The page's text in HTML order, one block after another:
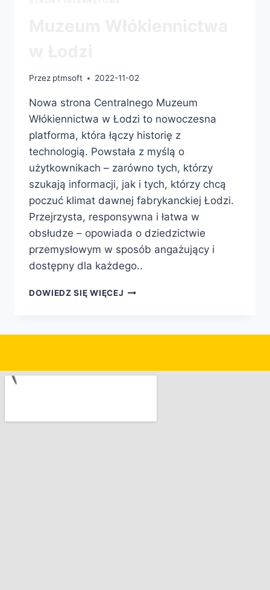
Przez ptmsoft 2022-11-02
Nowa strona Centralnego Muzeum
Włókiennictwa w Łodzi to nowoczesna
platforma, która łączy historię z
technologią. Powstała z myślą o
użytkownikach – zarówno tych, którzy
szukają informacji, jak i tych, którzy chcą
poczuć klimat dawnej fabrykanckiej Łodzi.
Przejrzysta, responsywna i łatwa w
obsłudze – opowiada o dziedzictwie
przemysłowym w sposób angażujący i
dostępny dla każdego..
DOWIEDZ SIĘ WIĘCEJ